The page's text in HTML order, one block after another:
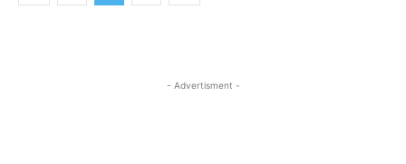
- Advertisment -